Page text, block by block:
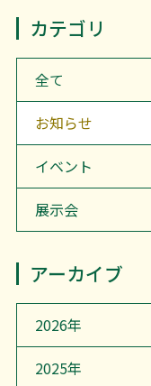
カテゴリ
全て
お知らせ
イベント
展示会
アーカイブ
2026年
2025年